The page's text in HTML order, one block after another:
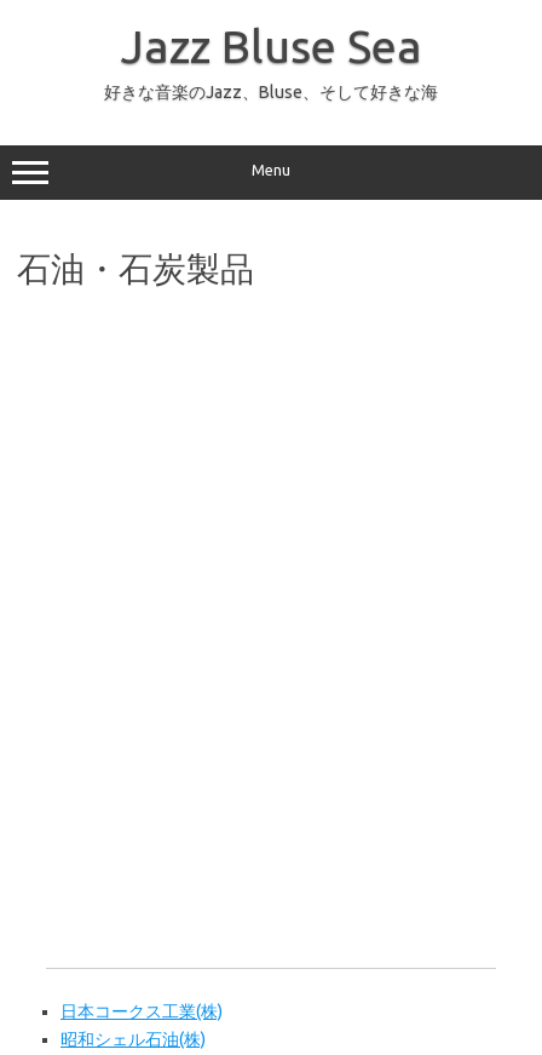
ッ
プ
Jazz Bluse Sea
好きな音楽のJazz、Bluse、そして好きな海
Menu
石油・石炭製品
日本コークス工業(株)
昭和シェル石油(株)